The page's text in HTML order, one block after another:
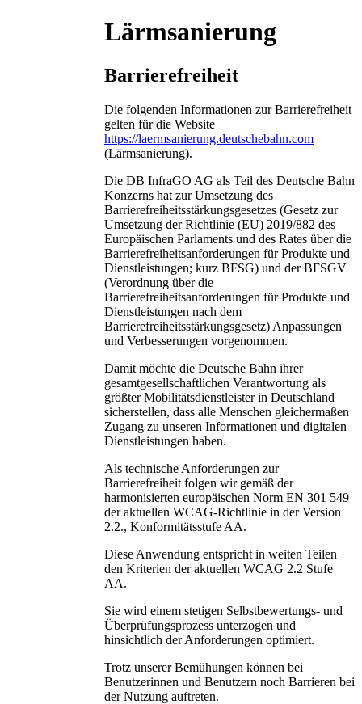
Lärmsanierung
Barrierefreiheit
Die folgenden Informationen zur Barrierefreiheit
gelten für die Website
https://laermsanierung.deutschebahn.com
(Lärmsanierung).
Die DB InfraGO AG als Teil des Deutsche Bahn
Konzerns hat zur Umsetzung des
Barrierefreiheitsstärkungsgesetzes (Gesetz zur
Umsetzung der Richtlinie (EU) 2019/882 des
Europäischen Parlaments und des Rates über die
Barrierefreiheitsanforderungen für Produkte und
Dienstleistungen; kurz BFSG) und der BFSGV
(Verordnung über die
Barrierefreiheitsanforderungen für Produkte und
Dienstleistungen nach dem
Barrierefreiheitsstärkungsgesetz) Anpassungen
und Verbesserungen vorgenommen.
Damit möchte die Deutsche Bahn ihrer
gesamtgesellschaftlichen Verantwortung als
größter Mobilitätsdienstleister in Deutschland
sicherstellen, dass alle Menschen gleichermaßen
Zugang zu unseren Informationen und digitalen
Dienstleistungen haben.
Als technische Anforderungen zur
Barrierefreiheit folgen wir gemäß der
harmonisierten europäischen Norm EN 301 549
der aktuellen WCAG-Richtlinie in der Version
2.2., Konformitätsstufe AA.
Diese Anwendung entspricht in weiten Teilen
den Kriterien der aktuellen WCAG 2.2 Stufe
AA.
Sie wird einem stetigen Selbstbewertungs- und
Überprüfungsprozess unterzogen und
hinsichtlich der Anforderungen optimiert.
Trotz unserer Bemühungen können bei
Benutzerinnen und Benutzern noch Barrieren bei
der Nutzung auftreten.